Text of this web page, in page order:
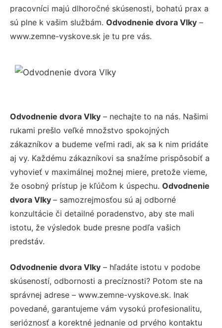
pracovníci majú dlhoročné skúsenosti, bohatú prax a
sú plne k vašim službám. Odvodnenie dvora Vlky –
www.zemne-vyskove.sk je tu pre vás.
Odvodnenie dvora Vlky – nechajte to na nás. Našimi
rukami prešlo veľké množstvo spokojných
zákazníkov a budeme veľmi radi, ak sa k nim pridáte
aj vy. Každému zákazníkovi sa snažíme prispôsobiť a
vyhovieť v maximálnej možnej miere, pretože vieme,
že osobný prístup je kľúčom k úspechu. Odvodnenie
dvora Vlky – samozrejmosťou sú aj odborné
konzultácie či detailné poradenstvo, aby ste mali
istotu, že výsledok bude presne podľa vašich
predstáv.
Odvodnenie dvora Vlky – hľadáte istotu v podobe
skúseností, odbornosti a precíznosti? Potom ste na
správnej adrese – www.zemne-vyskove.sk. Inak
povedané, garantujeme vám vysokú profesionalitu,
serióznosť a korektné jednanie od prvého kontaktu